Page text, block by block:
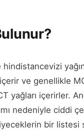
ve genellikle
yağları içerirler.
nedeniyle ciddi
bir listesi